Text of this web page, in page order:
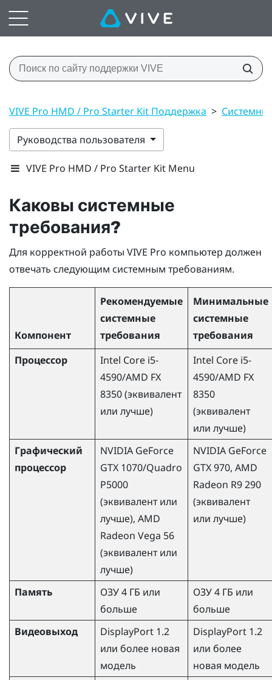
VIVE Pro HMD / Pro Starter Kit Поддержка >
Руководства пользователя
VIVE Pro HMD / Pro Starter Kit Menu
Каковы системные
требования?
Для корректной работы VIVE Pro компьютер должен
отвечать следующим системным требованиям.
Компонент
Рекомендуемые
системные
требования
Минимальные
системные
требования
Процессор
Intel Core i5-
4590/AMD FX
8350 (эквивалент
или лучше)
Intel Core i5-
4590/AMD FX
8350
(эквивалент
или лучше)
Графический
процессор
NVIDIA GeForce
GTX 1070/Quadro
P5000
(эквивалент или
лучше), AMD
Radeon Vega 56
(эквивалент или
лучше)
NVIDIA GeForce
GTX 970, AMD
Radeon R9 290
(эквивалент
или лучше)
Память
ОЗУ 4 ГБ или
больше
ОЗУ 4 ГБ или
больше
Видеовыход
DisplayPort 1.2
или более новая
модель
DisplayPort 1.2
или более
новая модель